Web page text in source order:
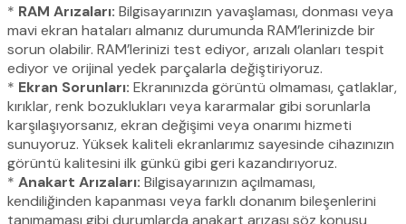
* RAM Arızaları: Bilgisayarınızın yavaşlaması, donması veya
mavi ekran hataları almanız durumunda RAM’lerinizde bir
sorun olabilir. RAM’lerinizi test ediyor, arızalı olanları tespit
ediyor ve orijinal yedek parçalarla değiştiriyoruz.
* Ekran Sorunları: Ekranınızda görüntü olmaması, çatlaklar,
kırıklar, renk bozuklukları veya kararmalar gibi sorunlarla
karşılaşıyorsanız, ekran değişimi veya onarımı hizmeti
sunuyoruz. Yüksek kaliteli ekranlarımız sayesinde cihazınızın
görüntü kalitesini ilk günkü gibi geri kazandırıyoruz.
* Anakart Arızaları: Bilgisayarınızın açılmaması,
kendiliğinden kapanması veya farklı donanım bileşenlerini
tanımaması gibi durumlarda anakart arızası söz konusu